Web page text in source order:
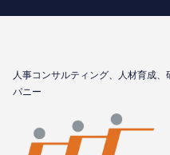
⼈事コンサルティング、⼈材育成
パニー